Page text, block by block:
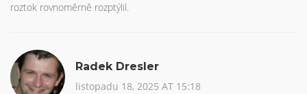
roztok rovnoměrně rozptýlil.
Radek Dresler
listopadu 18, 2025 AT 15:18